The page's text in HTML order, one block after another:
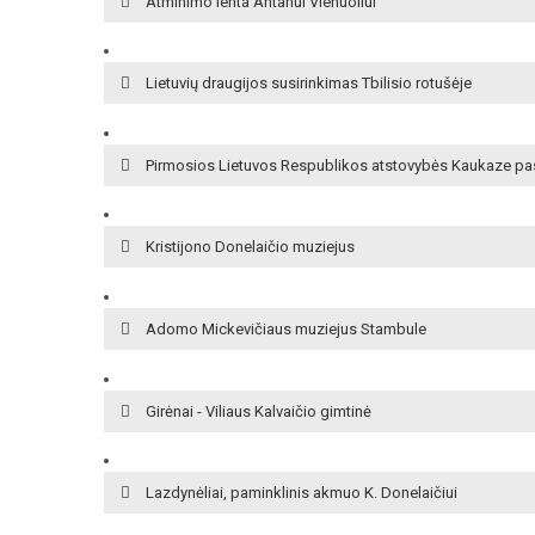
Lietuvių draugijos susirinkimas Tbilisio rotušėje
Pirmosios Lietuvos Respublikos atstovybės Kaukaze
Kristijono Donelaičio muziejus
Adomo Mickevičiaus muziejus Stambule
Girėnai - Viliaus Kalvaičio gimtinė
Lazdynėliai, paminklinis akmuo K. Donelaičiui